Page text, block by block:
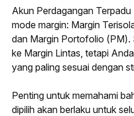
Akun Perdagangan
mode margin: Margin
dan Margin Portofolio
ke Margin Lintas, tetapi
yang paling sesuai dengan
Penting untuk memahami
dipilih akan berlaku untuk